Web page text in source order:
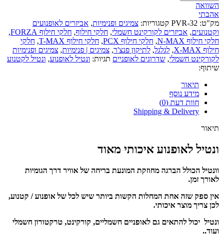
השוואה
אהבתי
מק"ט: PVR-32 קטגוריות: צמיגים ופנימיות, אביזרים לאופנועים
וקטנועים, אביזרים לקורקינט חשמלי, חלקי חילוף, חלקי חילוף FORZA
,
חלקי חילוף N-MAX
, חלקי חילוף PCX , חלקי חילוף T-MAX , חלקי
חילוף X-MAX
, לגלגל, לתיקון פנצ'ר, צמיגים | פנימיות, צמיגים ופנימיות
לקורקינט חשמלי, שדרוגים לאופניים תגיות: ונטיל לאופנוע, ונטיל לקטנוע
שיתוף:
תיאור
מידע נוסף
חוות דעת (0)
Shipping & Delivery
תיאור
ונטיל לאופנוע איכותי מאוד
וונטיל הכולל הברגה מחוזקת המונעת בריחה של אוויר דרך הגומיות
לאורך זמן.
אין ספק שזה אחת המחלות הקשות ביותר שיש לכל של אופנוע / קטנוע,
לכן צריך מוצר איכותי.
ונטיל יכול להתאים גם לאופניים חשמליים, קורקינט, טרקטורון חשמלי
ועוד..